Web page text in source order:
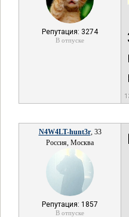
Репутация: 3274
В отпуске
N4W4LT-hunt3r, 33
Россия, Москва
Репутация: 1857
В отпуске